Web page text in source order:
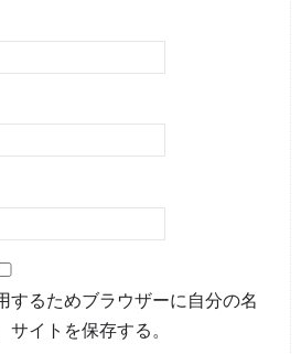
するためブラウザーに自分の名
イトを保存する。